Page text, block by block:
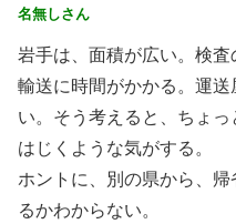
名無しさん
岩手は、面積が広い。検
輸送に時間がかかる。運
い。そう考えると、ちょ
はじくような気がする。
ホントに、別の県から、
るかわからない。